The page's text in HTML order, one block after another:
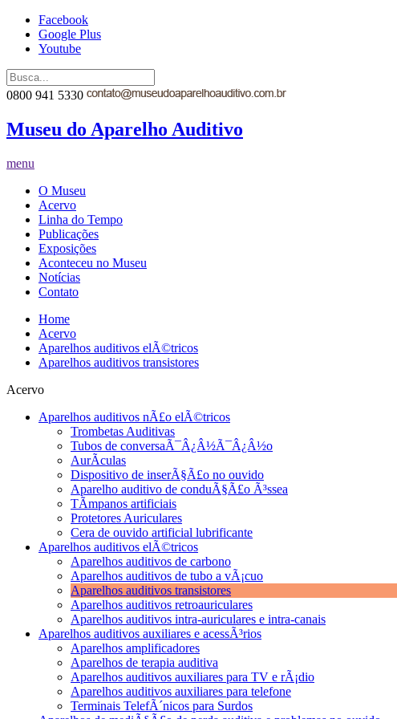
Facebook
Google Plus
Youtube
0800 941 5330
Museu do Aparelho Auditivo
menu
O Museu
Acervo
Linha do Tempo
Publicações
Exposições
Aconteceu no Museu
Notícias
Contato
Home
Acervo
Aparelhos auditivos elÃ©tricos
Aparelhos auditivos transistores
Acervo
Aparelhos auditivos nÃ£o elÃ©tricos
Trombetas Auditivas
Tubos de conversaÃ¯Â¿Â½Ã¯Â¿Â½o
AurÃ­culas
Dispositivo de inserÃ§Ã£o no ouvido
Aparelho auditivo de conduÃ§Ã£o Ã³ssea
TÃ­mpanos artificiais
Protetores Auriculares
Cera de ouvido artificial lubrificante
Aparelhos auditivos elÃ©tricos
Aparelhos auditivos de carbono
Aparelhos auditivos de tubo a vÃ¡cuo
Aparelhos auditivos transistores
Aparelhos auditivos retroauriculares
Aparelhos auditivos intra-auriculares e intra-canais
Aparelhos auditivos auxiliares e acessÃ³rios
Aparelhos amplificadores
Aparelhos de terapia auditiva
Aparelhos auditivos auxiliares para TV e rÃ¡dio
Aparelhos auditivos auxiliares para telefone
Terminais TelefÃ´nicos para Surdos